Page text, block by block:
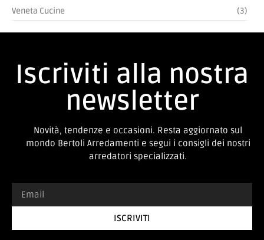
Veneta Cucine (3)
Iscriviti alla nostra
newsletter
Novità, tendenze e occasioni. Resta aggiornato sul
mondo Bertoli Arredamenti e segui i consigli dei nostri
arredatori specializzati.
ISCRIVITI